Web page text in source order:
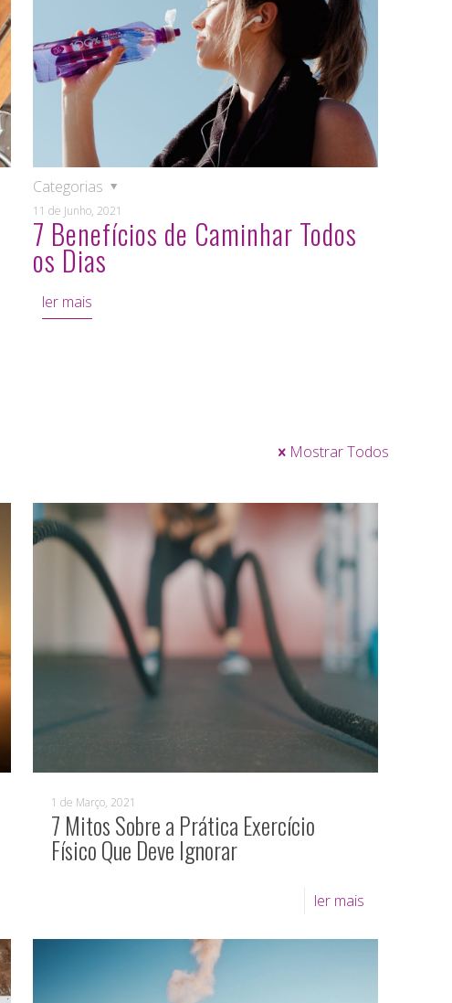
11 de Junho, 2021
Categorias
7 Benefícios de Caminhar Todos
os Dias
ler mais
Mostrar Todos
1 de Março, 2021
7 Mitos Sobre a Prática Exercício
Físico Que Deve Ignorar
ler mais